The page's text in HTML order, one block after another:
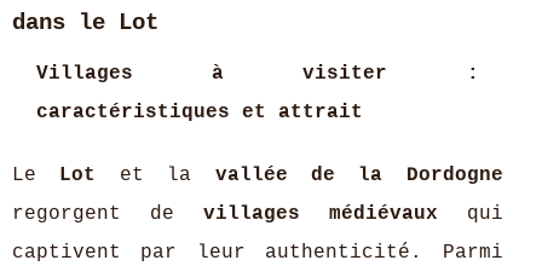
dans le Lot
Villages à visiter :
caractéristiques et attrait
Le Lot et la vallée de la Dordogne
regorgent de villages médiévaux qui
captivent par leur authenticité. Parmi